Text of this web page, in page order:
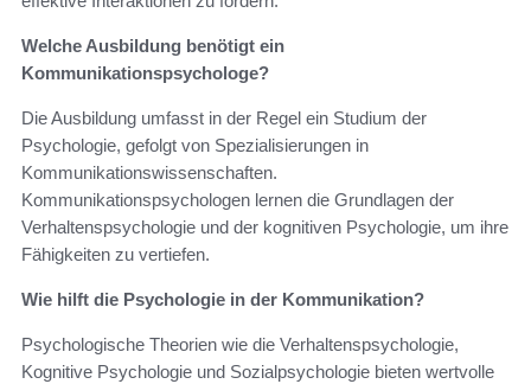
Welche Ausbildung benötigt ein
Kommunikationspsychologe?
Die Ausbildung umfasst in der Regel ein Studium der
Psychologie, gefolgt von Spezialisierungen in
Kommunikationswissenschaften.
Kommunikationspsychologen lernen die Grundlagen der
Verhaltenspsychologie und der kognitiven Psychologie, um ihre
Fähigkeiten zu vertiefen.
Wie hilft die Psychologie in der Kommunikation?
Psychologische Theorien wie die Verhaltenspsychologie,
Kognitive Psychologie und Sozialpsychologie bieten wertvolle